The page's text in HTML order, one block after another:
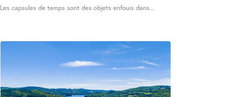
Les capsules de temps sont des objets enfouis dans...